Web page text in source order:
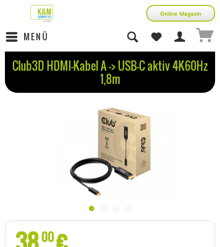
Online Magazin
MENÜ
Club3D HDMI-Kabel A -> USB-C aktiv 4K60Hz
1,8m
00